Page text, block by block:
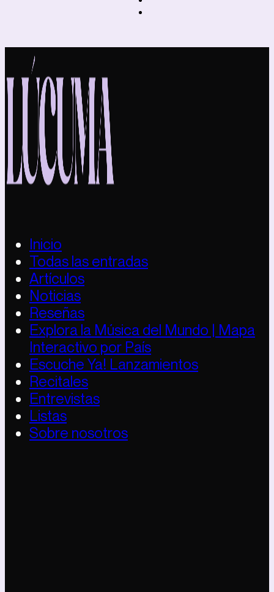
Inicio
Todas las entradas
Artículos
Noticias
Reseñas
Explora la Música del Mundo | Mapa
Interactivo por País
Escuche Ya! Lanzamientos
Recitales
Entrevistas
Listas
Sobre nosotros